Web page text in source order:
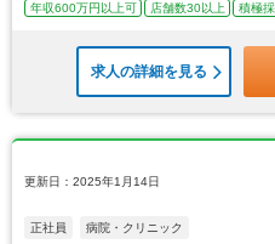
年収600万円以上可 店舗数30以上 積極
求人の詳細を見る
更新日：2025年1月14日
正社員 病院・クリニック